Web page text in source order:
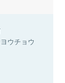
ウチョウ